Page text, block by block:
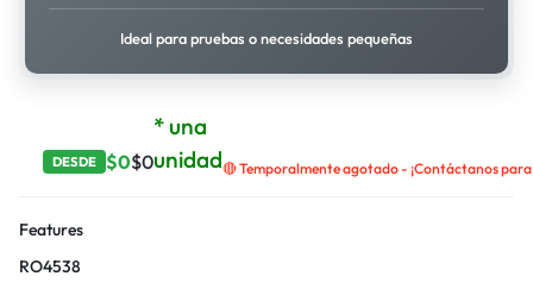
Ideal para pruebas o necesidades pequeñas
DESDE $0$0
* una
unidad🔴 Temporalmente agotado - ¡Contáctanos
Features
RO4538